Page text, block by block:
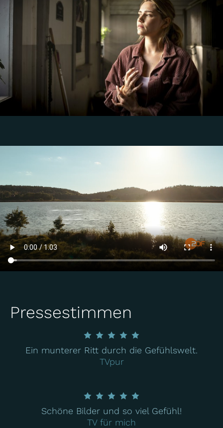
Pressestimmen
Ein munterer Ritt durch die Gefühlswelt.
TVpur
Schöne Bilder und so viel Gefühl!
TV für mich